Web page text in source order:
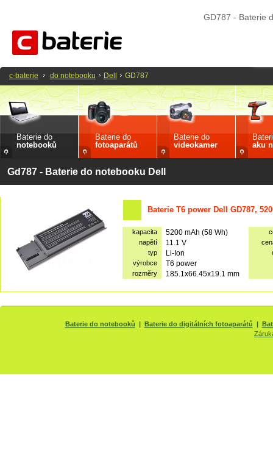
GD787 - Baterie
Baterie do
notebooků
Baterie do
fotoaparátů
Baterie do
videokamer
aku
Gd787 - Baterie do notebooku Dell
Baterie T6 power Dell GD787,
kapacita 5200 mAh (58 Wh)
napětí
11.1 V
typ
Li-Ion
výrobce
T6 power
rozměry 185.1x66.45x19.1 mm
c-baterie do notebooku Dell GD787
Baterie do notebooků | Baterie do digitálních fotoaparátů |